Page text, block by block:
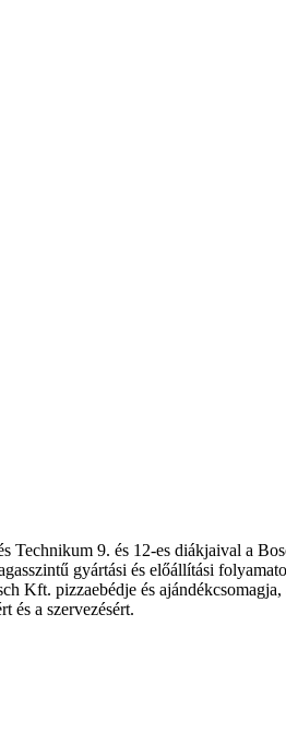
9. és 12-es diákjaival a
gyártási és előállítási
Kft. pizzaebédje és
és a szervezésért.